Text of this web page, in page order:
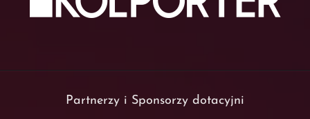
Partnerzy i Sponsorzy dotacyjni